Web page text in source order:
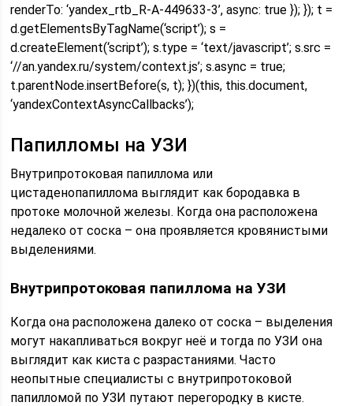
renderTo: ‘yandex_rtb_R-A-449633-3’, async: true }); }); t =
d.getElementsByTagName(‘script’); s =
d.createElement(‘script’); s.type = ‘text/javascript’; s.src =
‘//an.yandex.ru/system/context.js’; s.async = true;
t.parentNode.insertBefore(s, t); })(this, this.document,
‘yandexContextAsyncCallbacks’);
Папилломы на УЗИ
Внутрипротоковая папиллома или
цистаденопапиллома выглядит как бородавка в
протоке молочной железы. Когда она расположена
недалеко от соска – она проявляется кровянистыми
выделениями.
Внутрипротоковая папиллома на УЗИ
Когда она расположена далеко от соска – выделения
могут накапливаться вокруг неё и тогда по УЗИ она
выглядит как киста с разрастаниями. Часто
неопытные специалисты с внутрипротоковой
папилломой по УЗИ путают перегородку в кисте.